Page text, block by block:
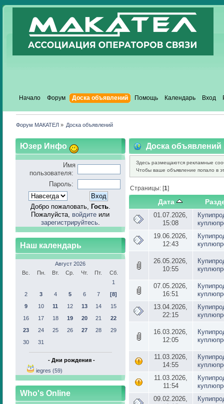
Начало Форум Доска объявлений Помощь Календарь Вход
Форум МАКАТЕЛ » Доска объявлений
Юзер Инфо
Имя
пользователя:
Пароль:
Добро пожаловать, Гость.
Пожалуйста, войдите или
зарегистрируйтесь.
Наш календарь
Август 2026
Вс.
Пн. Вт. Ср. Чт. Пт.
Сб.
1
2
3 4 5 6 7
[8]
9
10 11 12 13 14
15
16
17 18 19 20 21
22
23
24 25 26 27 28
29
30
31
- Дни рождения -
iegres (59)
Who's Online
Доска объявлений
Здесь размещаются рекламные
Чтобы ваше объявление попало в
Страницы: [1]
Дата
01.07.2026,
15:08
19.06.2026,
12:43
26.05.2026,
10:55
07.05.2026,
16:51
13.04.2026,
22:15
16.03.2026,
12:05
11.03.2026,
14:55
11.03.2026,
11:54
09.02.2026,